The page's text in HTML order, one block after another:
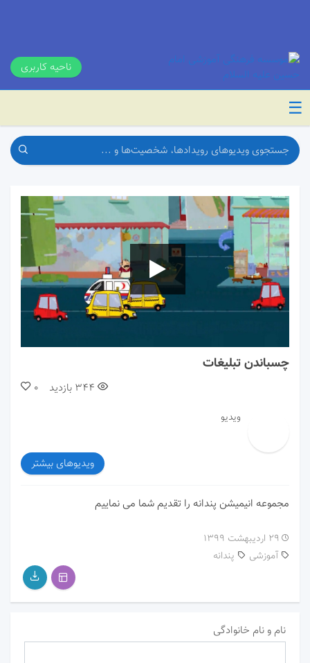
ناحیه کاربری
☰
چسباندن تبلیغات
0 344 بازدید
ویدیو
ویدیوهای بیشتر
مجموعه انیمیشن پندانه را تقدیم شما می نماییم
۲۹ اردیبهشت ۱۳۹۹
آموزشی
پندانه
نام و نام خانوادگی